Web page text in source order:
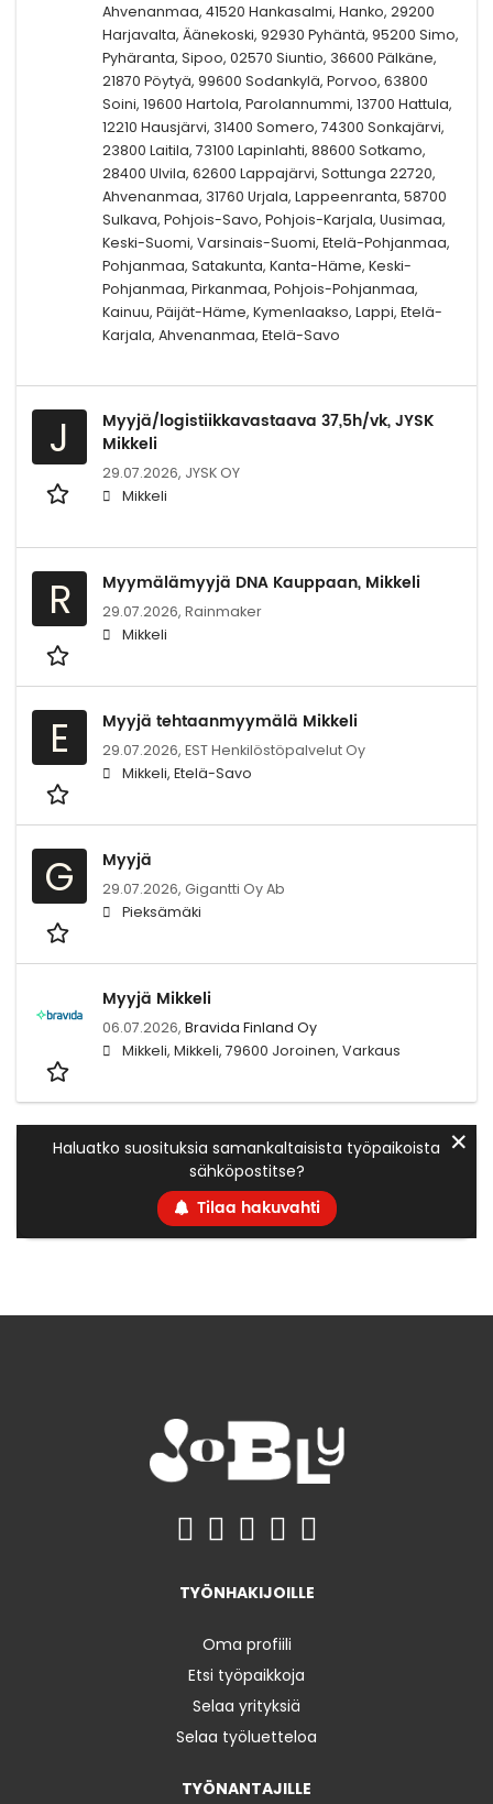
Ahvenanmaa, 41520 Hankasalmi, Hanko, 29200
Harjavalta, Äänekoski, 92930 Pyhäntä, 95200 Simo,
Pyhäranta, Sipoo, 02570 Siuntio, 36600 Pälkäne,
21870 Pöytyä, 99600 Sodankylä, Porvoo, 63800
Soini, 19600 Hartola, Parolannummi, 13700 Hattula,
12210 Hausjärvi, 31400 Somero, 74300 Sonkajärvi,
23800 Laitila, 73100 Lapinlahti, 88600 Sotkamo,
28400 Ulvila, 62600 Lappajärvi, Sottunga 22720,
Ahvenanmaa, 31760 Urjala, Lappeenranta, 58700
Sulkava, Pohjois-Savo, Pohjois-Karjala, Uusimaa,
Keski-Suomi, Varsinais-Suomi, Etelä-Pohjanmaa,
Pohjanmaa, Satakunta, Kanta-Häme, Keski-
Pohjanmaa, Pirkanmaa, Pohjois-Pohjanmaa,
Kainuu, Päijät-Häme, Kymenlaakso, Lappi, Etelä-
Karjala, Ahvenanmaa, Etelä-Savo
J
Myyjä/logistiikkavastaava 37,5h/vk, JYSK
Mikkeli
29.07.2026, JYSK OY
Mikkeli
R Myymälämyyjä DNA Kauppaan, Mikkeli
29.07.2026, Rainmaker
Mikkeli
E Myyjä tehtaanmyymälä Mikkeli
29.07.2026, EST Henkilöstöpalvelut Oy
Mikkeli, Etelä-Savo
G Myyjä
29.07.2026, Gigantti Oy Ab
Pieksämäki
Myyjä Mikkeli
06.07.2026, Bravida Finland Oy
Mikkeli, Mikkeli, 79600 Joroinen, Varkaus
Haluatko suosituksia samankaltaisista työpaikoista
sähköpostitse?
Tilaa hakuvahti
✕
TYÖNHAKIJOILLE
Oma profiili
Etsi työpaikkoja
Selaa yrityksiä
Selaa työluetteloa
TYÖNANTAJILLE